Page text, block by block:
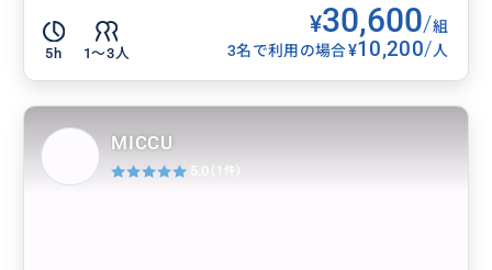
5h 1〜3人
¥30,600/組
3名で利用の場合¥10,200/人
MICCU
5.0 (1件)